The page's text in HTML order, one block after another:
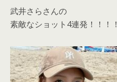
武井さらさんの
素敵なショット4連発！！！！